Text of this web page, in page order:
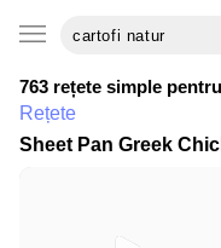
763 rețete simple pentru
Rețete
Sheet Pan Greek